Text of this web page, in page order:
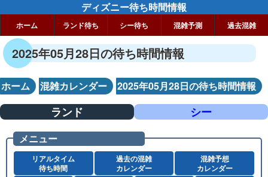
ディズニー待ち時間情報
ホーム ランド待ち シー待ち 混雑予測 過去混雑
2025年05月28日の待ち時間情報
ホーム 混雑カレンダー 2025年05月28日の待ち時間情報
ランド シー
メニュー
リアルタイム
待ち時間
過去の混雑
カレンダー
混雑予想
カレンダー